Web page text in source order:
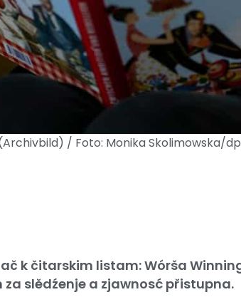
/ Foto: Monika Skolimowska/
k čitarskim listam: Wórša
slědźenje a zjawnosć přistupna.